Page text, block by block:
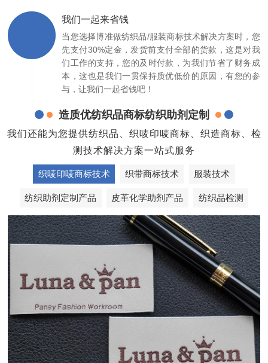
我们一起来省钱
当您选择博准做纺织品/服装商标技术解决方案时，您
先支付30%定金，发货前支付全部的货款，这是对我
们工作的支持，您的及时付款，为我们节省了财务成
本，这也是我们一贯保持质优低价的原因，有您的参
与，让我们一起省钱吧！
造质优纺织品商标纺织助剂定制
我们还能为您提供纺织品、织唛印唛商标、织造商标、检
测技术解决方案一站式服务
织唛印唛商标技术 织带商标技术 服装技术
纺织助剂定制产品 皮革化学助剂产品 纺织品检测